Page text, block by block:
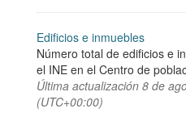
Edificios e inmuebles
Número total de edificios e
el INE en el Centro de
Última actualización 8 de
(UTC+00:00)